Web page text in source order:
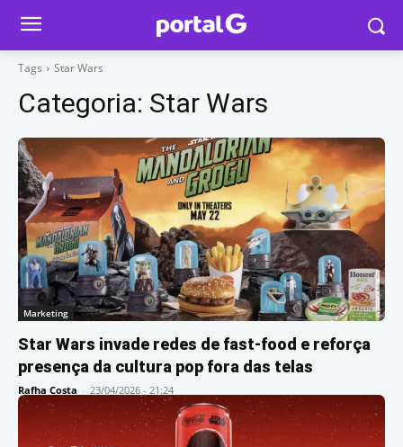
Tags Star Wars
Categoria: Star Wars
Marketing
Star Wars invade redes de fast-food e reforça
presença da cultura pop fora das telas
Rafha Costa - 23/04/2026 - 21:24